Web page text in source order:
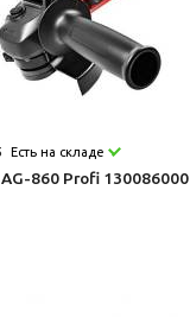
Есть на складе
860 Profi 130086000